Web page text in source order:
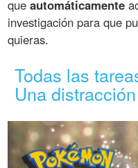
queautomáticamente
investigación para que
quieras.
Todas las
Una